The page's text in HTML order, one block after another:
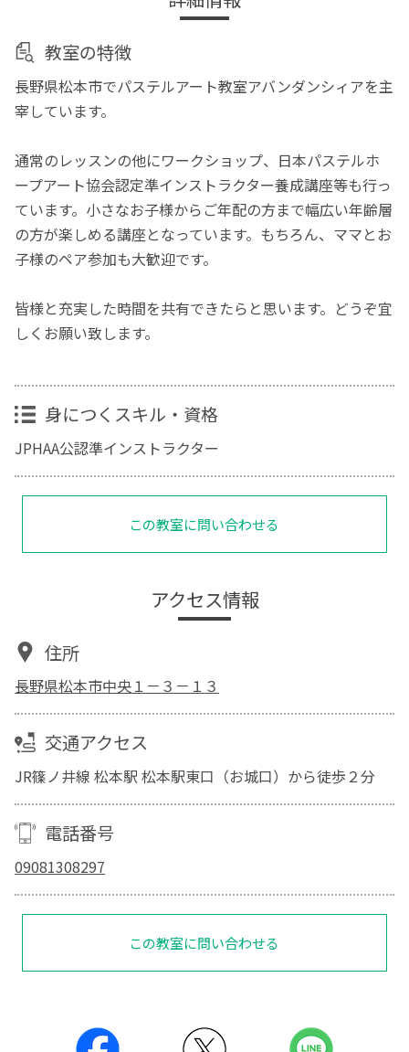
教室の特徴
長野県松本市でパステルアート教室アバンダンシィアを主
宰しています。
通常のレッスンの他にワークショップ、日本パステルホ
ープアート協会認定準インストラクター養成講座等も行っ
ています。小さなお子様からご年配の方まで幅広い年齢層
の方が楽しめる講座となっています。もちろん、ママとお
子様のペア参加も大歓迎です。
皆様と充実した時間を共有できたらと思います。どうぞ宜
しくお願い致します。
身につくスキル・資格
JPHAA公認準インストラクター
この教室に問い合わせる
アクセス情報
住所
長野県松本市中央１－３－１３
交通アクセス
JR篠ノ井線 松本駅 松本駅東口（お城口）から徒歩２分
電話番号
09081308297
この教室に問い合わせる